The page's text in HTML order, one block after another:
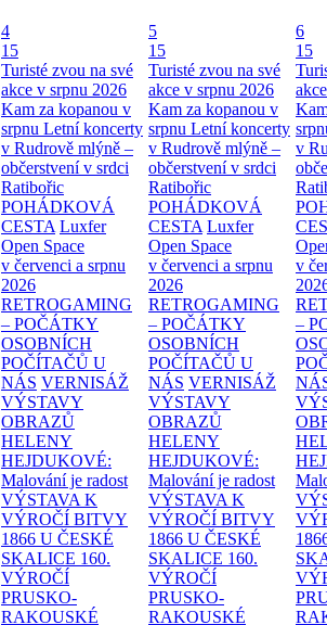
4
15
Turisté zvou na své
akce v srpnu 2026
Kam za kopanou v
srpnu Letní koncerty
v Rudrově mlýně –
občerstvení v srdci
Ratibořic
POHÁDKOVÁ
CESTA Luxfer
Open Space
v červenci a srpnu
2026
RETROGAMING
– POČÁTKY
OSOBNÍCH
POČÍTAČŮ U
NÁS VERNISÁŽ
VÝSTAVY
OBRAZŮ
HELENY
HEJDUKOVÉ:
Malování je radost
VÝSTAVA K
VÝROČÍ BITVY
1866 U ČESKÉ
SKALICE 160.
VÝROČÍ
PRUSKO-
RAKOUSKÉ
5
15
Turisté zvou na své
akce v srpnu 2026
Kam za kopanou v
srpnu Letní koncerty
v Rudrově mlýně –
občerstvení v srdci
Ratibořic
POHÁDKOVÁ
CESTA Luxfer
Open Space
v červenci a srpnu
2026
RETROGAMING
– POČÁTKY
OSOBNÍCH
POČÍTAČŮ U
NÁS VERNISÁŽ
VÝSTAVY
OBRAZŮ
HELENY
HEJDUKOVÉ:
Malování je radost
VÝSTAVA K
VÝROČÍ BITVY
1866 U ČESKÉ
SKALICE 160.
VÝROČÍ
PRUSKO-
RAKOUSKÉ
6
15
v
v
–